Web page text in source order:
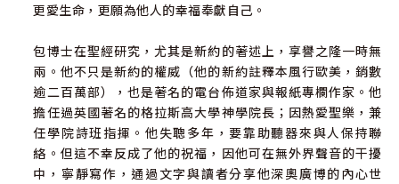
更愛生命，更願為他人的幸福奉獻自己。
包博士在聖經研究，尤其是新約的著述上，享譽之隆一時無
兩。他不只是新約的權威（他的新約註釋本風行歐美，銷數
逾二百萬部），也是著名的電台佈道家與報紙專欄作家。他
擔任過英國著名的格拉斯高大學神學院長；因熱愛聖樂，兼
任學院詩班指揮。他失聰多年，要靠助聽器來與人保持聯
絡。但這不幸反成了他的祝福，因他可在無外界聲音的干擾
中，寧靜寫作，通過文字與讀者分享他深奧廣博的內心世